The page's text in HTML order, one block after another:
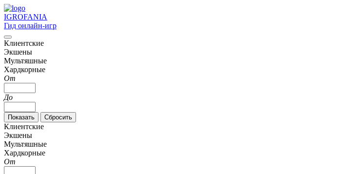
IGROFANIA
Гид онлайн-игр
Клиентские
Экшены
Мультяшные
Хардкорные
От
До
Клиентские
Экшены
Мультяшные
Хардкорные
От